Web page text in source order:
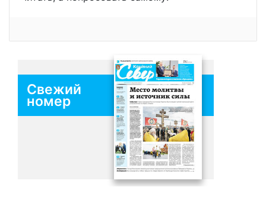
Свежий
номер